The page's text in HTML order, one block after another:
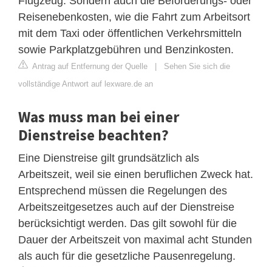
Reisenebenkosten, wie die Fahrt zum Arbeitsort
mit dem Taxi oder öffentlichen Verkehrsmitteln
sowie Parkplatzgebühren und Benzinkosten.
Antrag auf Entfernung der Quelle | Sehen Sie sich die
vollständige Antwort auf lexware.de an
Was muss man bei einer
Dienstreise beachten?
Eine Dienstreise gilt grundsätzlich als
Arbeitszeit, weil sie einen beruflichen Zweck hat.
Entsprechend müssen die Regelungen des
Arbeitszeitgesetzes auch auf der Dienstreise
berücksichtigt werden. Das gilt sowohl für die
Dauer der Arbeitszeit von maximal acht Stunden
als auch für die gesetzliche Pausenregelung.